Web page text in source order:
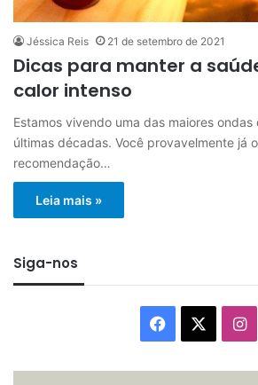
Jéssica Reis 21 de setembro de 2021
Dicas para manter a
calor intenso
Estamos vivendo uma das maiores
últimas décadas. Você provavelmente já
recomendação…
Leia mais »
Siga-nos
Facebook